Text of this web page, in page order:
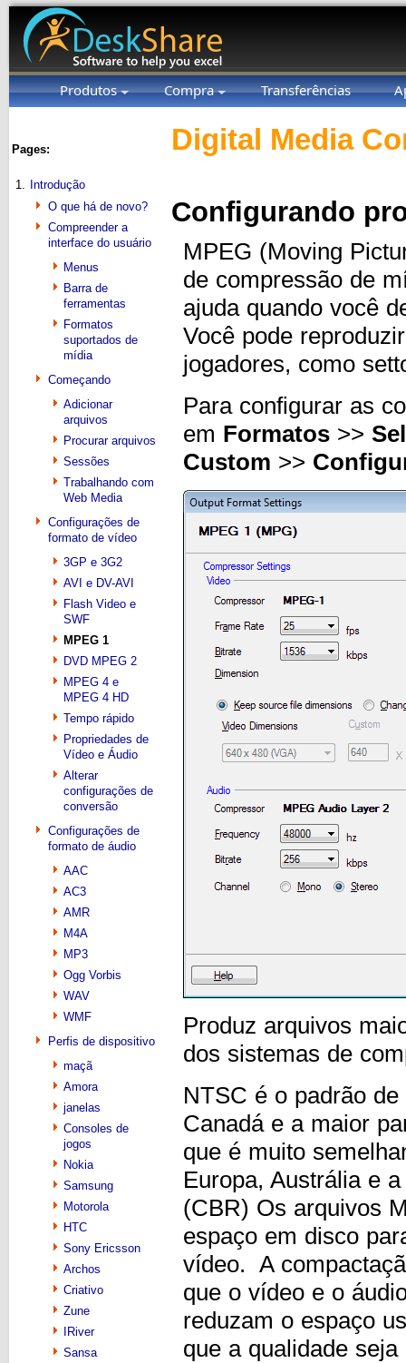
Produtos Compra Transferências
Pages:
1.
Introdução
O que há de novo?
Compreender a
interface do usuário
Menus
Barra de
ferramentas
Formatos
suportados de
mídia
Começando
Adicionar
arquivos
Procurar arquivos
Sessões
Trabalhando com
Web Media
Configurações de
formato de vídeo
3GP e 3G2
AVI e DV-AVI
Flash Video e
SWF
MPEG 1
DVD MPEG 2
MPEG 4 e
MPEG 4 HD
Tempo rápido
Propriedades de
Vídeo e Áudio
Alterar
configurações de
conversão
Configurações de
formato de áudio
AAC
AC3
AMR
M4A
MP3
Ogg Vorbis
WAV
WMF
Perfis de dispositivo
maçã
Amora
janelas
Consoles de
jogos
Nokia
Samsung
Motorola
HTC
Sony Ericsson
Archos
Criativo
Zune
IRiver
Sansa
Digital Media
Configurando
MPEG (Moving
de compressão de
ajuda quando você
Você pode
jogadores, como
Para configurar as
em Formatos >>
Custom >>
Produz arquivos
dos sistemas de
NTSC é o padrão
Canadá e a maior
que é muito
Europa, Austrália e
(CBR) Os arquivos
espaço em disco
vídeo. A
que o vídeo e o
reduzam o espaço
que a qualidade